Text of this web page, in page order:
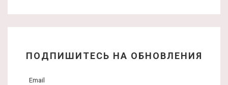
ПОДПИШИТЕСЬ НА ОБНОВЛЕНИЯ
Email